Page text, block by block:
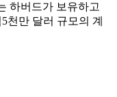
하버드가 보유하고
천만 달러 규모의 계